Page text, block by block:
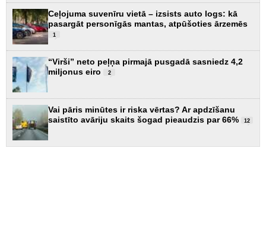
Ceļojuma suvenīru vietā – izsists auto logs: kā
pasargāt personīgās mantas, atpūšoties ārzemēs
1
“Virši” neto peļņa pirmajā pusgadā sasniedz 4,2
miljonus eiro
2
Vai pāris minūtes ir riska vērtas? Ar apdzīšanu
saistīto avāriju skaits šogad pieaudzis par 66%
12